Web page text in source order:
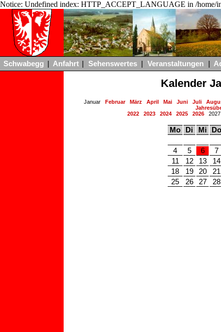
Notice: Undefined index: HTTP_ACCEPT_LANGUAGE in /home/
Schwabegg Anfahrt Sehenswertes Veranstaltungen
Kalender
Januar Februar März April Mai Juni Juli
2022
2023 2024 2025 2026
Mo Di Mi Do
4 5 6
7
11
12 13
14
18
19 20
21
25
26 27 28